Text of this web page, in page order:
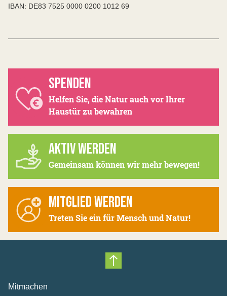
IBAN: DE83 7525 0000 0200 1012 69
SPENDEN
Helfen Sie, die Natur auch vor Ihrer
Haustür zu bewahren
AKTIV WERDEN
Gemeinsam können wir mehr bewegen!
MITGLIED WERDEN
Treten Sie ein für Mensch und Natur!
Nach oben scrollen
Mitmachen